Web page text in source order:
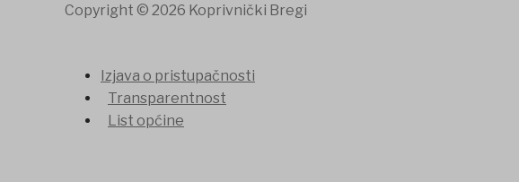
Copyright © 2026 Koprivnički Bregi
Izjava o pristupačnosti
Transparentnost
List općine